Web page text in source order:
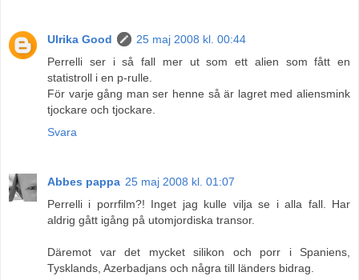
Ulrika Good
25 maj 2008 kl. 00:44
Perrelli ser i så fall mer ut som ett alien som fått en
statistroll i en p-rulle.
För varje gång man ser henne så är lagret med aliensmink
tjockare och tjockare.
Svara
Abbes pappa 25 maj 2008 kl. 01:07
Perrelli i porrfilm?! Inget jag kulle vilja se i alla fall. Har
aldrig gått igång på utomjordiska transor.
Däremot var det mycket silikon och porr i Spaniens,
Tysklands, Azerbadjans och några till länders bidrag.